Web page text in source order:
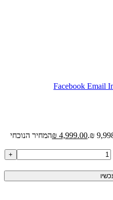
Facebook Email
4,999.00
₪המחיר הנוכחי